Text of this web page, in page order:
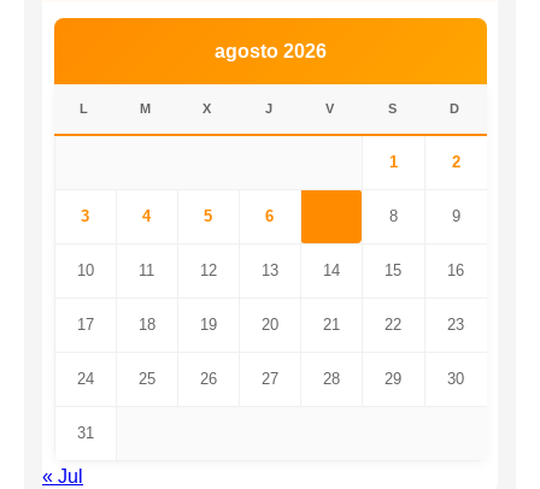
agosto 2026
L M X J V S D
1 2
3 4 5 6 8 9
10 11 12 13 14 15 16
17 18 19 20 21 22 23
24 25 26 27 28 29 30
31
« Jul